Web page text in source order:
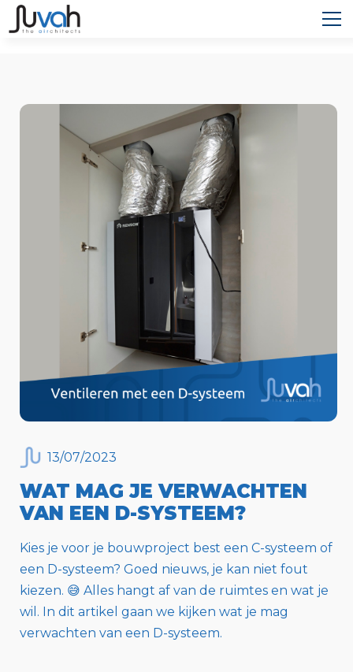
13/07/2023
WAT MAG JE VERWACHTEN
VAN EEN D-SYSTEEM?
Kies je voor je bouwproject best een C-systeem of
een D-systeem? Goed nieuws, je kan niet fout
kiezen. 😅 Alles hangt af van de ruimtes en wat je
wil. In dit artikel gaan we kijken wat je mag
verwachten van een D-systeem.